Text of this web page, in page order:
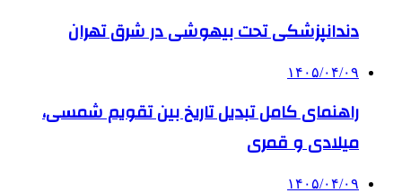
دندانپزشکی تحت بیهوشی در شرق تهران
۱۴۰۵/۰۴/۰۹
راهنمای کامل تبدیل تاریخ بین تقویم شمسی،
میلادی و قمری
۱۴۰۵/۰۴/۰۹